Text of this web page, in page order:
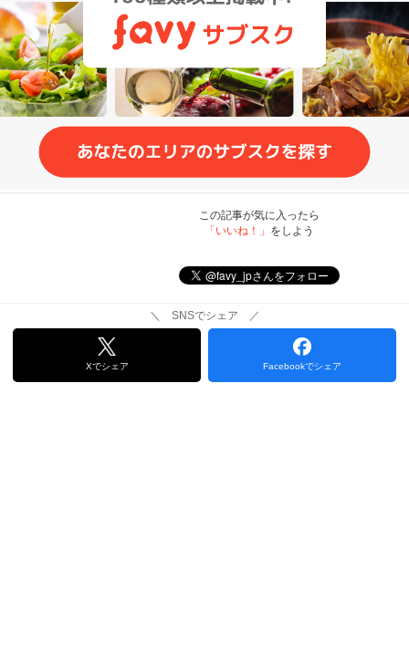
この記事が気に入ったら
「いいね！」 をしよう
＼ SNSでシェア ／
Xでシェア Facebookでシェア